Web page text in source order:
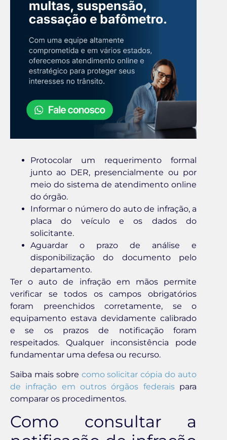
Protocolar um requerimento formal
junto ao DER, presencialmente ou por
meio do sistema de atendimento online
do órgão.
Informar o número do auto de infração, a
placa do veículo e os dados do
solicitante.
Aguardar o prazo de análise e
disponibilização do documento pelo
departamento.
Ter o auto de infração em mãos permite
verificar se todos os campos obrigatórios
foram preenchidos corretamente, se o
equipamento estava devidamente calibrado
e se os prazos de notificação foram
respeitados. Qualquer inconsistência pode
fundamentar uma defesa ou recurso.
Saiba mais sobre como solicitar cópia do auto
de infração em outros órgãos federaispara
comparar os procedimentos.
Como consultar a